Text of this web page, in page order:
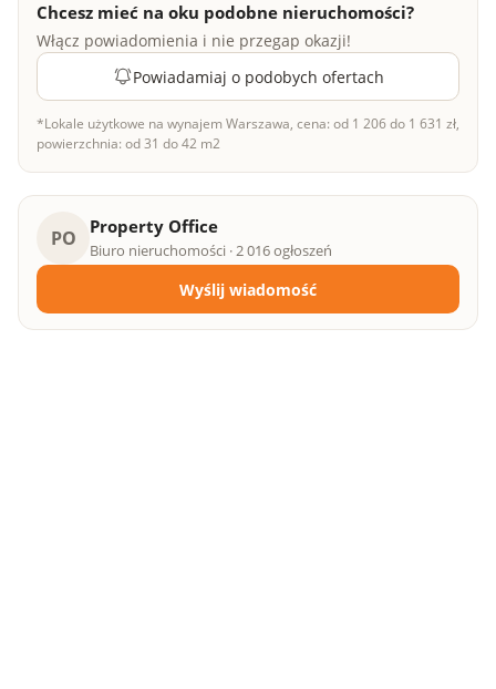
Chcesz mieć na oku podobne nieruchomości?
Włącz powiadomienia i nie przegap okazji!
Powiadamiaj o podobych ofertach
*Lokale użytkowe na wynajem Warszawa, cena: od 1 206 do 1 631 zł,
powierzchnia: od 31 do 42 m2
PO
Property Office
Biuro nieruchomości · 2 016 ogłoszeń
Wyślij wiadomość